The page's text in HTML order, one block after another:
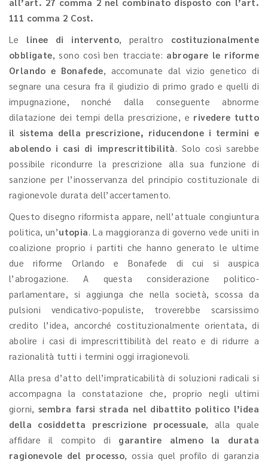
111 comma 2 Cost.
Le linee di intervento, peraltro costituzionalmente
obbligate, sono così ben tracciate: abrogare le riforme
Orlando e Bonafede, accomunate dal vizio genetico di
segnare una cesura fra il giudizio di primo grado e quelli di
impugnazione, nonché dalla conseguente abnorme
dilatazione dei tempi della prescrizione, e rivedere tutto
il sistema della prescrizione, riducendone i termini e
abolendo i casi di imprescrittibilità. Solo così sarebbe
possibile ricondurre la prescrizione alla sua funzione di
sanzione per l’inosservanza del principio costituzionale di
ragionevole durata dell’accertamento.
Questo disegno riformista appare, nell’attuale congiuntura
politica, un’utopia. La maggioranza di governo vede uniti in
coalizione proprio i partiti che hanno generato le ultime
due riforme Orlando e Bonafede di cui si auspica
l’abrogazione. A questa considerazione politico-
parlamentare, si aggiunga che nella società, scossa da
pulsioni vendicativo-populiste, troverebbe scarsissimo
credito l’idea, ancorché costituzionalmente orientata, di
abolire i casi di imprescrittibilità del reato e di ridurre a
razionalità tutti i termini oggi irragionevoli.
Alla presa d’atto dell’impraticabilità di soluzioni radicali si
accompagna la constatazione che, proprio negli ultimi
giorni,sembra farsi strada nel dibattito politico l’idea
della cosiddetta prescrizione processuale, alla quale
affidare il compito di garantire almeno la durata
ragionevole del processo, ossia quel profilo di garanzia